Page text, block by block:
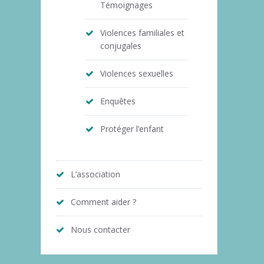
Témoignages
Violences familiales et
conjugales
Violences sexuelles
Enquêtes
Protéger l’enfant
L’association
Comment aider ?
Nous contacter